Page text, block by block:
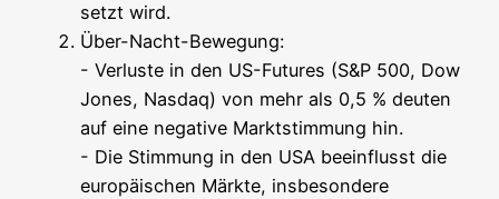
setzt wird.
Über-Nacht-Bewe­gung:
- Ver­lus­te in den US-Futures (S&P 500, Dow
Jones, Nasdaq) von mehr als 0,5 % deu­ten
auf eine nega­ti­ve Markt­stim­mung hin.
- Die Stim­mung in den USA beein­flusst die
euro­päi­schen Märk­te, ins­be­son­de­re